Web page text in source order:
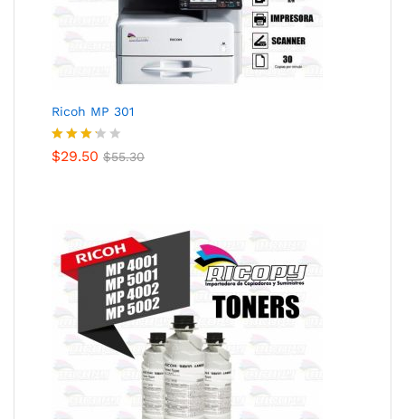
Ricoh MP 301
Valorad
$29.50 $55.30